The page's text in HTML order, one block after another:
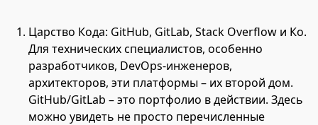
Царство Кода: GitHub, GitLab, Stack Overflow и Ко.
Для технических специалистов, особенно
разработчиков, DevOps-инженеров,
архитекторов, эти платформы – их второй дом.
GitHub/GitLab – это портфолио в действии. Здесь
можно увидеть не просто перечисленные